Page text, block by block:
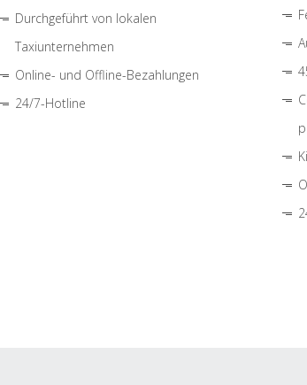
Durchgeführt von lokalen
Taxiunternehmen
Online- und Offline-Bezahlungen
24/7-Hotline